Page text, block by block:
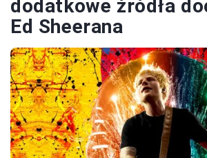
dodatkowe źródła
Ed Sheerana